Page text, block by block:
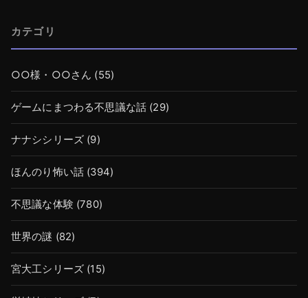
カテゴリ
○○様・○○さん (55)
ゲームにまつわる不思議な話 (29)
ナナシシリーズ (9)
ほんのり怖い話 (394)
不思議な体験 (780)
世界の謎 (82)
宮大工シリーズ (15)